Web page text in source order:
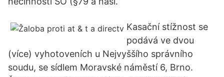
Kasační stížnost se
podává ve dvou
(více) vyhotoveních u Nejvyššího správního
soudu, se sídlem Moravské náměstí 6, Brno.